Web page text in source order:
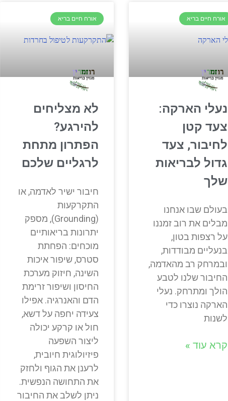
אורח חיים בריא
נעלי הארקה:
צעד קטן
לחיבור, צעד
גדול לבריאות
שלך
בעולם שבו אנחנו
מבלים את רוב זמננו
על רצפות בטון,
בנעליים מבודדות,
ובמרחק רב מהאדמה,
החיבור שלנו לטבע
הולך ומתרחק. נעלי
הארקה נוצרו כדי
לשנות
קרא עוד »
אורח חיים בריא
לא מצליחים
להירגע?
הפתרון מתחת
לרגליים שלכם
חיבור ישיר לאדמה, או
התקרקעות
(Grounding), מספק
יתרונות בריאותיים
מוכחים: הפחתת
סטרס, שיפור איכות
השינה, חיזוק מערכת
החיסון ושיפור זרימת
הדם והאנרגיה. אפילו
צעידה יחפה על דשא,
חול או קרקע יכולה
ליצור השפעה
פיזיולוגית חיובית,
לרענן את הגוף ולחזק
את התחושה הנפשית.
ניתן לשלב את החיבור